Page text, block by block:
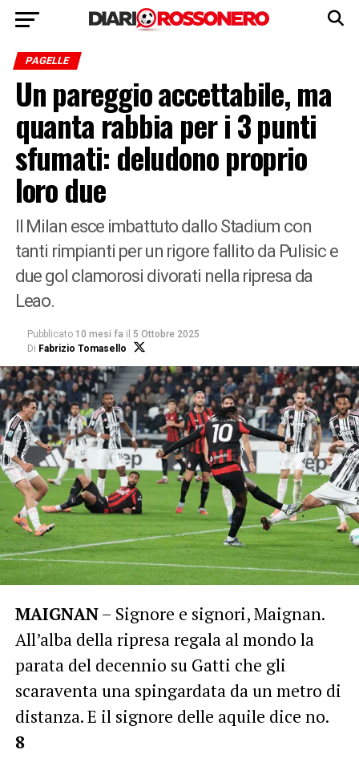
PAGELLE
Un pareggio accettabile, ma
quanta rabbia per i 3 punti
sfumati: deludono proprio
loro due
Il Milan esce imbattuto dallo Stadium con
tanti rimpianti per un rigore fallito da Pulisic e
due gol clamorosi divorati nella ripresa da
Leao.
Pubblicato 10 mesi fa il 5 Ottobre 2025
Di Fabrizio Tomasello
MAIGNAN– Signore e signori, Maignan.
All’alba della ripresa regala al mondo la
parata del decennio su Gatti che gli
scaraventa una spingardata da un metro di
distanza. E il signore delle aquile dice no.
8